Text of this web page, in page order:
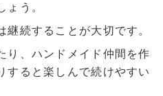
ょう。
継続することが大切です。
り、ハンドメイド仲間を作
すると楽しんで続けやすい